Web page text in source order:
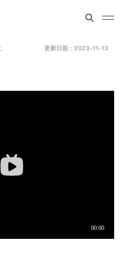
更新日期：2023-11-13